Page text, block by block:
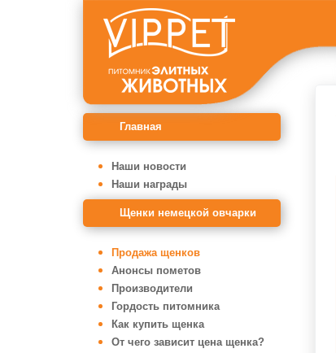
Главная
Наши новости
Наши награды
Щенки немецкой овчарки
Продажа щенков
Анонсы пометов
Производители
Гордость питомника
Как купить щенка
От чего зависит цена щенка?